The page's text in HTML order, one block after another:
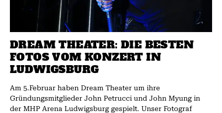
DREAM THEATER: DIE BESTEN
FOTOS VOM KONZERT IN
LUDWIGSBURG
Am 5.Februar haben Dream Theater um ihre
Gründungsmitglieder John Petrucci und John Myung in
der MHP Arena Ludwigsburg gespielt. Unser Fotograf